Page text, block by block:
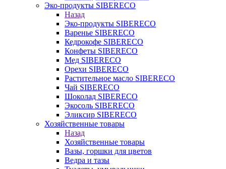
Эко-продукты SIBERECO
Назад
Эко-продукты SIBERECO
Варенье SIBERECO
Кедрокофе SIBERECO
Конфеты SIBERECO
Мед SIBERECO
Орехи SIBERECO
Растительное масло SIBERECO
Чай SIBERECO
Шоколад SIBERECO
Экосоль SIBERECO
Эликсир SIBERECO
Хозяйственные товары
Назад
Хозяйственные товары
Вазы, горшки для цветов
Ведра и тазы